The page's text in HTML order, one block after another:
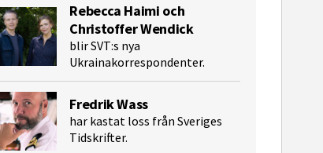
Rebecca Haimi och
Christoffer Wendick
blir SVT:s nya
Ukrainakorrespondenter.
Fredrik Wass
har kastat loss från Sveriges
Tidskrifter.